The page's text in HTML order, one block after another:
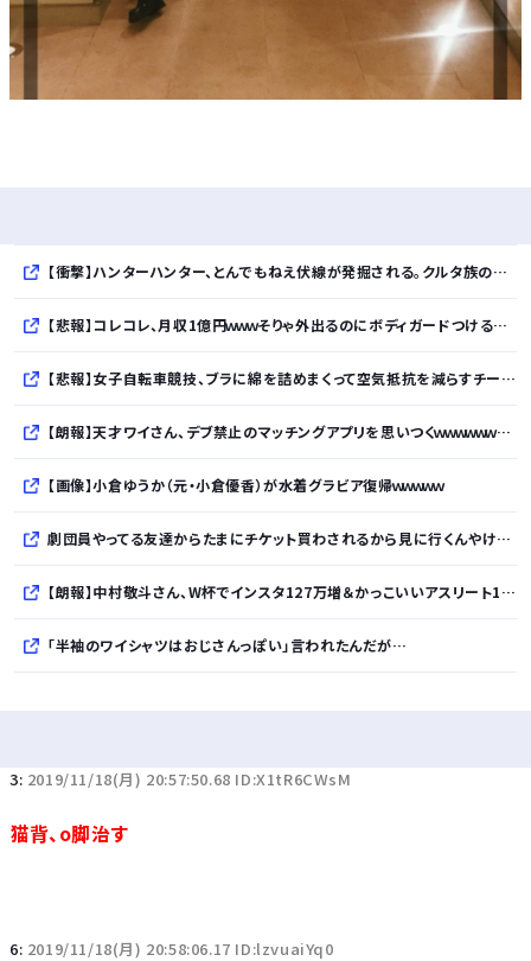
【衝撃】ハンターハンター、とんでもねえ伏線が発掘される。クルタ族の虐殺犯人がツェリードニヒだった模様！
【悲報】コレコレ、月収1億円ｗｗｗそりゃ外出るのにボディガードつけるわ…
【悲報】女子自転車競技、ブラに綿を詰めまくって空気抵抗を減らすチート技が発覚ｗｗｗ
【朗報】天才ワイさん、デブ禁止のマッチングアプリを思いつくｗｗｗｗｗｗｗｗｗｗ
【画像】小倉ゆうか（元・小倉優香）が水着グラビア復帰ｗｗｗｗｗ
劇団員やってる友達からたまにチケット買わされるから見に行くんやけどさ・・・
【朗報】中村敬斗さん、W杯でインスタ127万増＆かっこいいアスリート1位ｗｗｗｗｗｗｗｗｗｗ
「半袖のワイシャツはおじさんっぽい」言われたんだが…
3: 2019/11/18(月) 20:57:50.68 ID:X1tR6CWsM
猫背、o脚治す
6: 2019/11/18(月) 20:58:06.17 ID:lzvuaiYq0